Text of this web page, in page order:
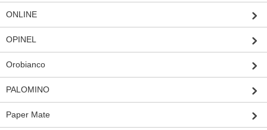
ONLINE
OPINEL
Orobianco
PALOMINO
Paper Mate